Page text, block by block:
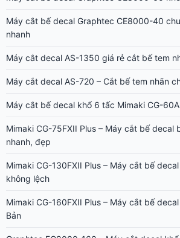
Máy cắt bế decal Graphtec CE8000-40
nhanh
Máy cắt decal AS-1350 giá rẻ cắt bế tem
Máy cắt decal AS-720 – Cắt bế tem nhãn
Máy cắt bế decal khổ 6 tấc Mimaki CG-
Mimaki CG-75FXII Plus – Máy cắt bế decal
nhanh, đẹp
Mimaki CG-130FXII Plus – Máy cắt bế
không lệch
Mimaki CG-160FXII Plus – Máy cắt bế
Bản